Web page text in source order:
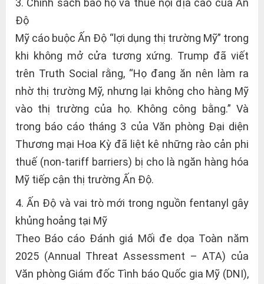
Độ
Mỹ cáo buộc Ấn Độ “lợi dụng thị trường Mỹ” trong
khi không mở cửa tương xứng. Trump đã viết
trên Truth Social rằng, “Họ đang ăn nên làm ra
nhờ thị trường Mỹ, nhưng lại không cho hàng Mỹ
vào thị trường của họ. Không công bằng.” Và
trong báo cáo tháng 3 của Văn phòng Đại diện
Thương mại Hoa Kỳ đã liệt kê những rào cản phi
thuế (non‑tariff barriers) bị cho là ngăn hàng hóa
Mỹ tiếp cận thị trường Ấn Độ.
4. Ấn Độ và vai trò mới trong nguồn fentanyl gây
khủng hoảng tại Mỹ
Theo Báo cáo Đánh giá Mối đe dọa Toàn năm
2025 (Annual Threat Assessment – ATA) của
Văn phòng Giám đốc Tình báo Quốc gia Mỹ (DNI),